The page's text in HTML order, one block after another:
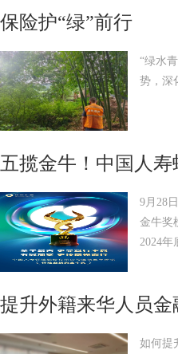
保险护“绿”前行
“绿水
势，深
五揽金牛！中国人
9月28
金牛奖
2024年
如何提